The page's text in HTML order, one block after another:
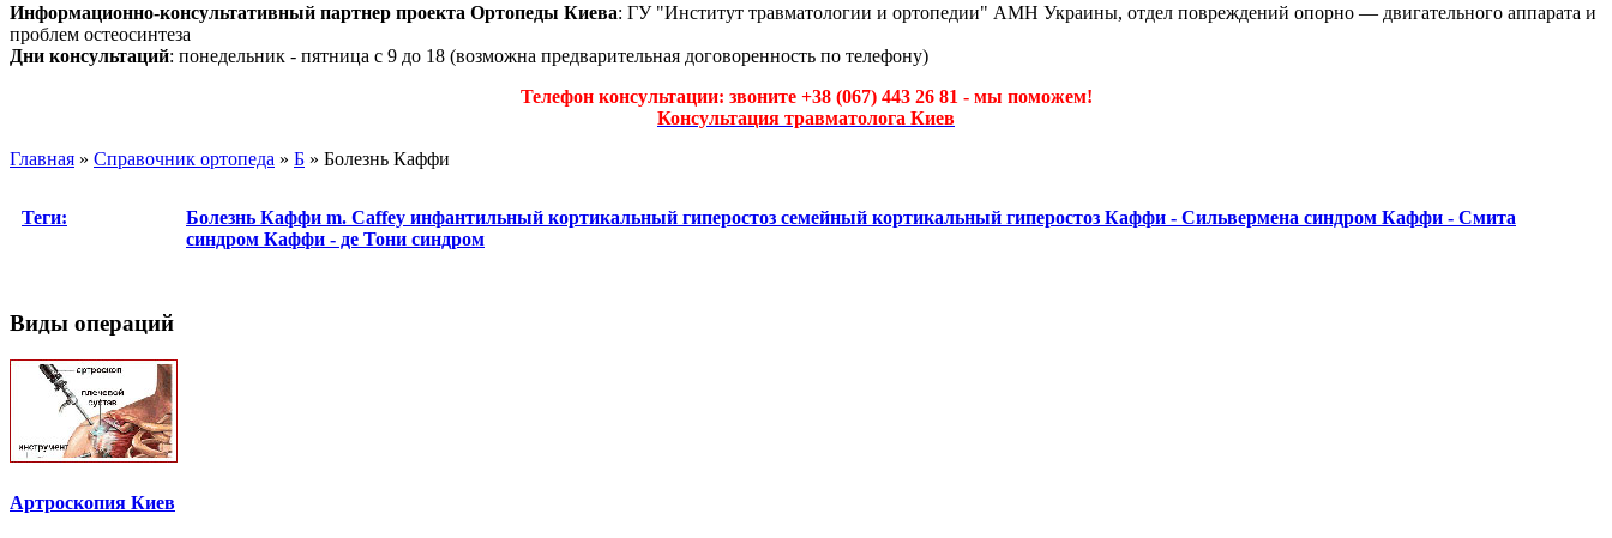
Информационно-консультативный партнер проекта Ортопеды Киева: ГУ "Институт травматологии и ортопедии" АМН Украины, отдел повреждений опорно — двигательного аппарата и
проблем остеосинтеза
Дни консультаций: понедельник - пятница с 9 до 18 (возможна предварительная договоренность по телефону)
Телефон консультации: звоните +38 (067) 443 26 81 - мы поможем!
Консультация травматолога Киев
Главная » Справочник ортопеда » Б » Болезнь Каффи
Теги: Болезнь Каффи m. Caffey инфантильный кортикальный гиперостоз семейный кортикальный гиперостоз Каффи - Сильвермена синдром Каффи - Смита
синдром Каффи - де Тони синдром
Виды операций
Артроскопия Киев